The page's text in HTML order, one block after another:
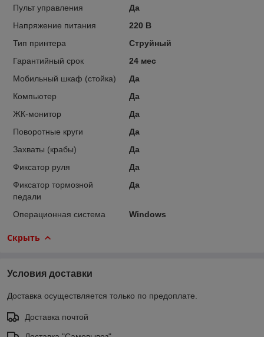
Пульт управления
Да
Напряжение питания
220 В
Тип принтера
Струйный
Гарантийный срок
24 мес
Мобильный шкаф (стойка)
Да
Компьютер
Да
ЖК-монитор
Да
Поворотные круги
Да
Захваты (крабы)
Да
Фиксатор руля
Да
Фиксатор тормозной
педали
Да
Операционная система Windows
Скрыть
Условия доставки
Доставка осуществляется только по предоплате.
Доставка почтой